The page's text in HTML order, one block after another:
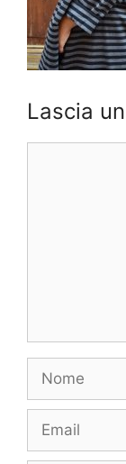
Lascia